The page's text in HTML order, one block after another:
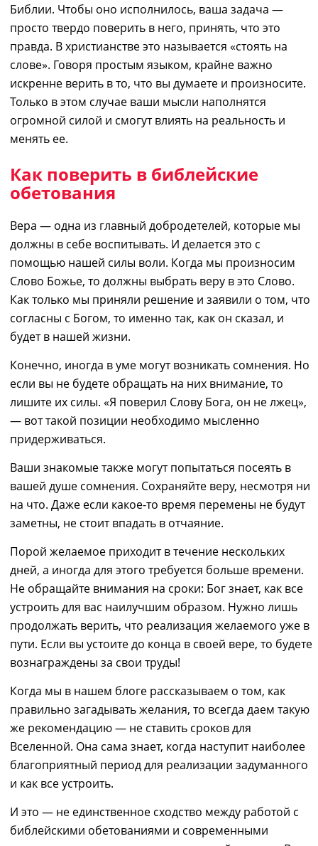
Библии. Чтобы оно исполнилось, ваша задача ―
просто твердо поверить в него, принять, что это
правда. В христианстве это называется «стоять на
слове». Говоря простым языком, крайне важно
искренне верить в то, что вы думаете и произносите.
Только в этом случае ваши мысли наполнятся
огромной силой и смогут влиять на реальность и
менять ее.
Как поверить в библейские
обетования
Вера ― одна из главный добродетелей, которые мы
должны в себе воспитывать. И делается это с
помощью нашей силы воли. Когда мы произносим
Слово Божье, то должны выбрать веру в это Слово.
Как только мы приняли решение и заявили о том, что
согласны с Богом, то именно так, как он сказал, и
будет в нашей жизни.
Конечно, иногда в уме могут возникать сомнения. Но
если вы не будете обращать на них внимание, то
лишите их силы. «Я поверил Слову Бога, он не лжец»,
― вот такой позиции необходимо мысленно
придерживаться.
Ваши знакомые также могутпопытаться посеять в
вашей душе сомнения. Сохраняйте веру, несмотря ни
на что. Даже если какое-то время перемены не будут
заметны, не стоит впадать в отчаяние.
Порой желаемое приходит в течение нескольких
дней, а иногда для этого требуется больше времени.
Не обращайте внимания на сроки: Бог знает, как все
устроить для вас наилучшим образом. Нужно лишь
продолжать верить, что реализация желаемого уже в
пути. Если вы устоите до конца в своей вере, то будете
вознаграждены за свои труды!
Когда мы в нашем блоге рассказываем о том, как
правильно загадывать желания, то всегда даем такую
же рекомендацию— не ставить сроков для
Вселенной. Она сама знает, когда наступитнаиболее
благоприятный период для реализации задуманного
и как все устроить.
И это ― не единственное сходство между работой с
библейскими обетованиями и современными